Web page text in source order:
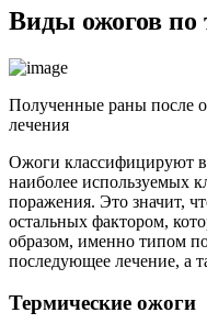
Виды ожогов по
Полученные раны после
лечения
Ожоги классифицируют
наиболее используемых
поражения. Это значит,
остальных фактором,
образом, именно типом
последующее лечение, а
Термические ожоги